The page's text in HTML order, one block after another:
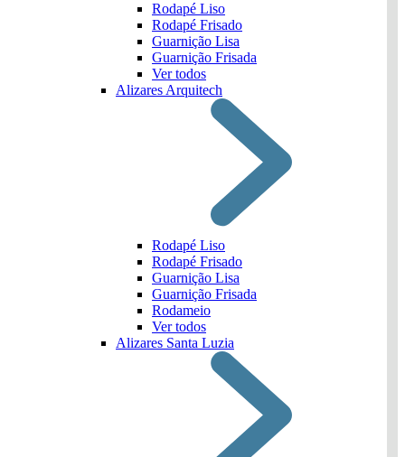
Rodapé Liso
Rodapé Frisado
Guarnição Lisa
Guarnição Frisada
Ver todos
Alizares Arquitech
Rodapé Liso
Rodapé Frisado
Guarnição Lisa
Guarnição Frisada
Rodameio
Ver todos
Alizares Santa Luzia